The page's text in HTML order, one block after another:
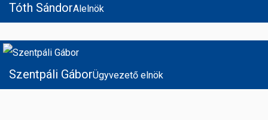
Tóth SándorAlelnök
Szentpáli GáborÜgyvezető elnök